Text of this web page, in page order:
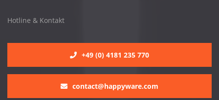
Hotline & Kontakt
+49 (0) 4181 235 770
contact@happyware.com